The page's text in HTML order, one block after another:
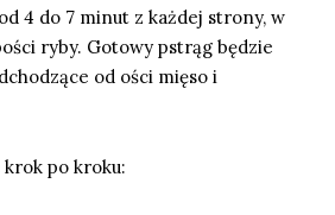
4 do 7 minut z każdej strony, w
ryby. Gotowy pstrąg będzie
od ości mięso i
po kroku: